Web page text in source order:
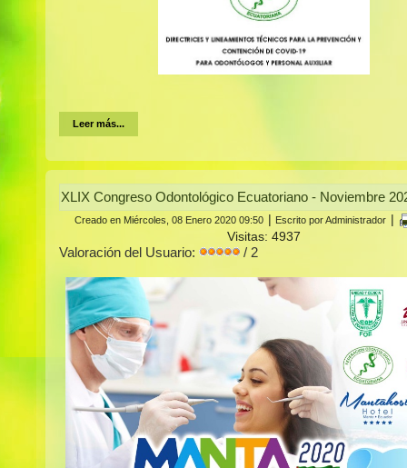
Leer más...
XLIX Congreso Odontológico Ecuatoriano - Noviembre
Creado en Miércoles, 08 Enero 2020 09:50 Escrito por Administrador
Visitas: 4937
Valoración del Usuario: / 2